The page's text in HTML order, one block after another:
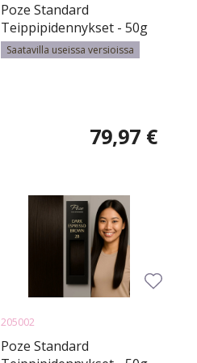
Poze Standard
Teippipidennykset - 50g
Chocco Cola 4B/10B -
50cm
Saatavilla useissa versioissa
79,97 €
205002
Poze Standard